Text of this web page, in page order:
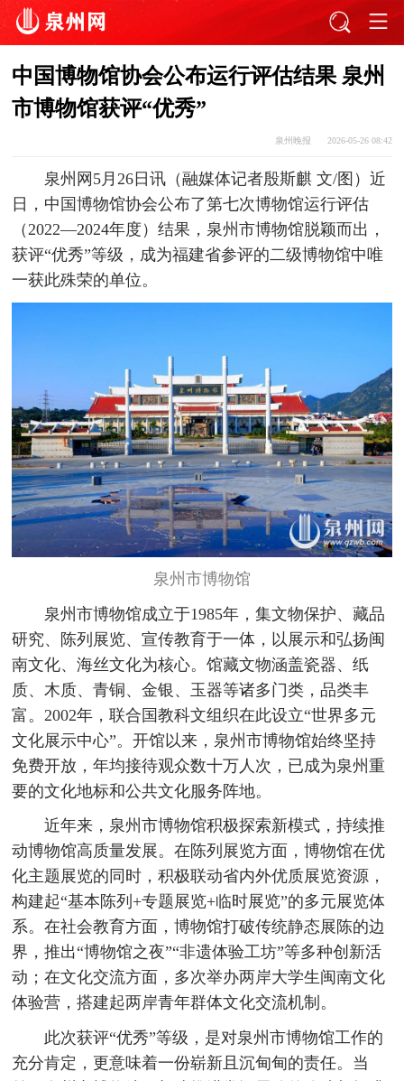
中国博物馆协会公布运行评估结果 泉州
市博物馆获评“优秀”
泉州晚报 2026-05-26 08:42
泉州网5月26日讯（融媒体记者殷斯麒 文/图）近
日，中国博物馆协会公布了第七次博物馆运行评估
（2022—2024年度）结果，泉州市博物馆脱颖而出，
获评“优秀”等级，成为福建省参评的二级博物馆中唯
一获此殊荣的单位。
泉州市博物馆
泉州市博物馆成立于1985年，集文物保护、藏品
研究、陈列展览、宣传教育于一体，以展示和弘扬闽
南文化、海丝文化为核心。馆藏文物涵盖瓷器、纸
质、木质、青铜、金银、玉器等诸多门类，品类丰
富。2002年，联合国教科文组织在此设立“世界多元
文化展示中心”。开馆以来，泉州市博物馆始终坚持
免费开放，年均接待观众数十万人次，已成为泉州重
要的文化地标和公共文化服务阵地。
近年来，泉州市博物馆积极探索新模式，持续推
动博物馆高质量发展。在陈列展览方面，博物馆在优
化主题展览的同时，积极联动省内外优质展览资源，
构建起“基本陈列+专题展览+临时展览”的多元展览体
系。在社会教育方面，博物馆打破传统静态展陈的边
界，推出“博物馆之夜”“非遗体验工坊”等多种创新活
动；在文化交流方面，多次举办两岸大学生闽南文化
体验营，搭建起两岸青年群体文化交流机制。
此次获评“优秀”等级，是对泉州市博物馆工作的
充分肯定，更意味着一份崭新且沉甸甸的责任。当